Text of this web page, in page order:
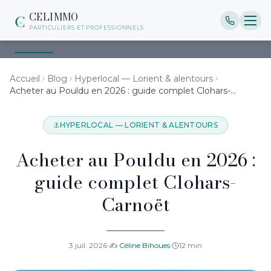
CELIMMO
PARTICULIERS ET PROFESSIONNELS
Accueil Blog
Hyperlocal — Lorient & alentours
Acheter au Pouldu en 2026 : guide complet Clohars-
⚓HYPERLOCAL — LORIENT & ALENTOURS
Acheter au Pouldu en 2026 :
guide complet Clohars-
Carnoët
3 juil. 2026·✍️ Céline Bihoues· 12 min